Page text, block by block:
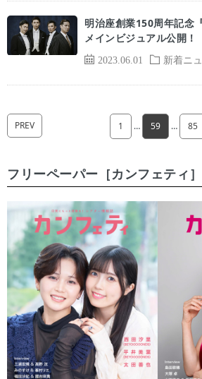
2023.06.01 新着ニ
明治座創業150周年記念
メインビジュアル公開！
PREV 1 … 59 … 85
フリーペーパー［カンフェティ］